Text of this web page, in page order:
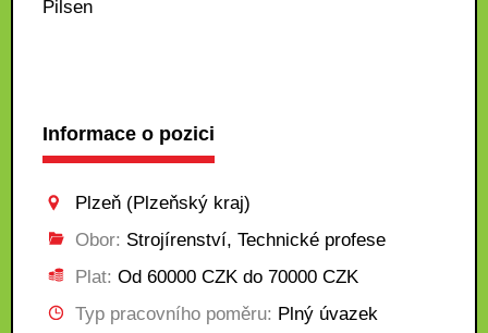
Pilsen
Informace o pozici
Plzeň (Plzeňský kraj)
Obor: Strojírenství, Technické profese
Plat: Od 60000 CZK do 70000 CZK
Typ pracovního poměru: Plný úvazek